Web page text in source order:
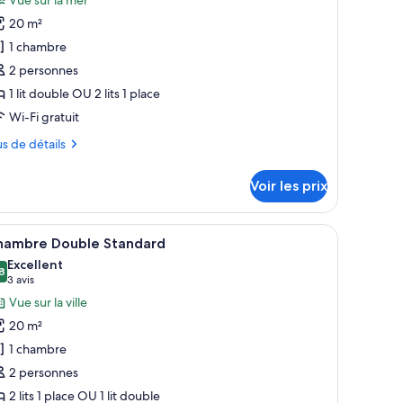
:
20 m²
1 chambre
2 personnes
1 lit double OU 2 lits 1 place
Wi-Fi gratuit
de détails
Voir les prix
la mer.
tête de lit en bois, une petite table, une chaise et un balcon avec vue sur
:
Une chambre d’hôtel avec deux lits, un
3 Double Standard
sur 10
Excellent
3 avis
(3 avis)
Vue sur la ville
20 m²
1 chambre
2 personnes
2 lits 1 place OU 1 lit double